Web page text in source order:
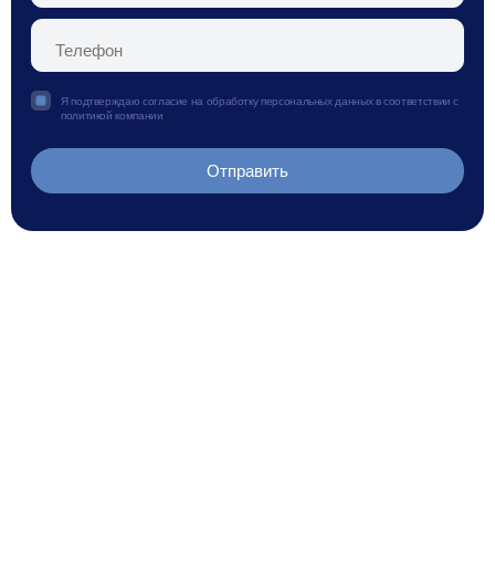
Я подтверждаю согласие на обработку персональных данных в соответствии с
политикой компании